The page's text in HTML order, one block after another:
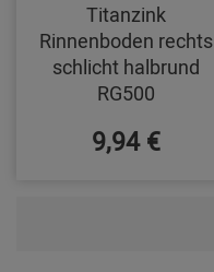
Titanzink
Rinnenboden rechts
schlicht halbrund
RG500
9,94 €